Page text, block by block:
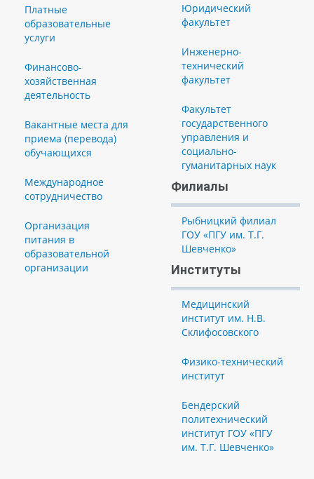
Платные
образовательные
услуги
Финансово-
хозяйственная
деятельность
Вакантные места для
приема (перевода)
обучающихся
Международное
сотрудничество
Организация
питания в
образовательной
организации
Юридический
факультет
Инженерно-
технический
факультет
Факультет
государственного
управления и
социально-
гуманитарных наук
Филиалы
Рыбницкий филиал
ГОУ «ПГУ им. Т.Г.
Шевченко»
Институты
Медицинский
институт им. Н.В.
Склифосовского
Физико-технический
институт
Бендерский
политехнический
институт ГОУ «ПГУ
им. Т.Г. Шевченко»